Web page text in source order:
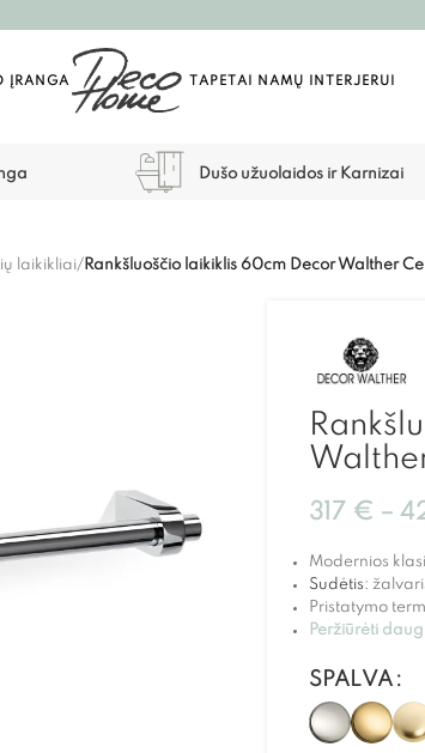
ĮRANGA TAPETAI NAMŲ INTERJERUI
Dušo užuolaidos ir Karnizai
laikikliai/ Rankšluoščio laikiklis 60cm Decor Walther
317 € –
Modernios
Sudėtis:
Pristatymo
Peržiūrėti
SPALVA